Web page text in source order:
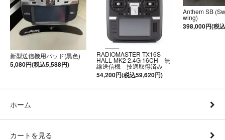
新型送信機用パッド(黒色)
5,080円(税込5,588円)
RADIOMASTER TX16S
HALL MK2 2.4G 16CH 無
線送信機 技適取得済み
54,200円(税込59,620円)
Anthem SB
wing)
398,000円(税
ホーム
カートを見る